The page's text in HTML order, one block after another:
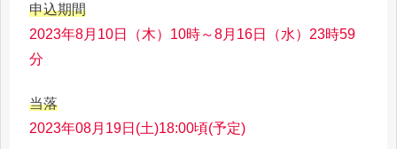
申込期間
2023年8月10日（木）10時～8月16日（水）23時59
分
当落
2023年08月19日(土)18:00頃(予定)